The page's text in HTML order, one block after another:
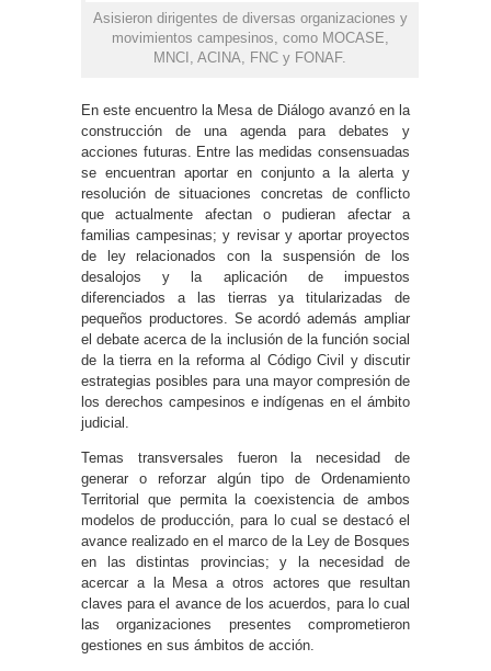
Asisieron dirigentes de diversas organizaciones y
movimientos campesinos, como MOCASE,
MNCI, ACINA, FNC y FONAF.
En este encuentro la Mesa de Diálogo avanzó en la
construcción de una agenda para debates y
acciones futuras. Entre las medidas consensuadas
se encuentran aportar en conjunto a la alerta y
resolución de situaciones concretas de conflicto
que actualmente afectan o pudieran afectar a
familias campesinas; y revisar y aportar proyectos
de ley relacionados con la suspensión de los
desalojos y la aplicación de impuestos
diferenciados a las tierras ya titularizadas de
pequeños productores. Se acordó además ampliar
el debate acerca de la inclusión de la función social
de la tierra en la reforma al Código Civil y discutir
estrategias posibles para una mayor compresión de
los derechos campesinos e indígenas en el ámbito
judicial.
Temas transversales fueron la necesidad de
generar o reforzar algún tipo de Ordenamiento
Territorial que permita la coexistencia de ambos
modelos de producción, para lo cual se destacó el
avance realizado en el marco de la Ley de Bosques
en las distintas provincias; y la necesidad de
acercar a la Mesa a otros actores que resultan
claves para el avance de los acuerdos, para lo cual
las organizaciones presentes comprometieron
gestiones en sus ámbitos de acción.